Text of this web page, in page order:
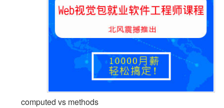
computed vs methods